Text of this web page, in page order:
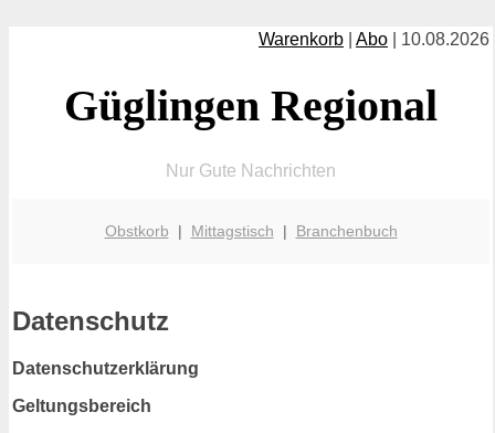
Warenkorb Abo | 10.08.2026
Güglingen Regional
Nur Gute Nachrichten
Obstkorb | Mittagstisch | Branchenbuch
Datenschutz
Datenschutzerklärung
Geltungsbereich